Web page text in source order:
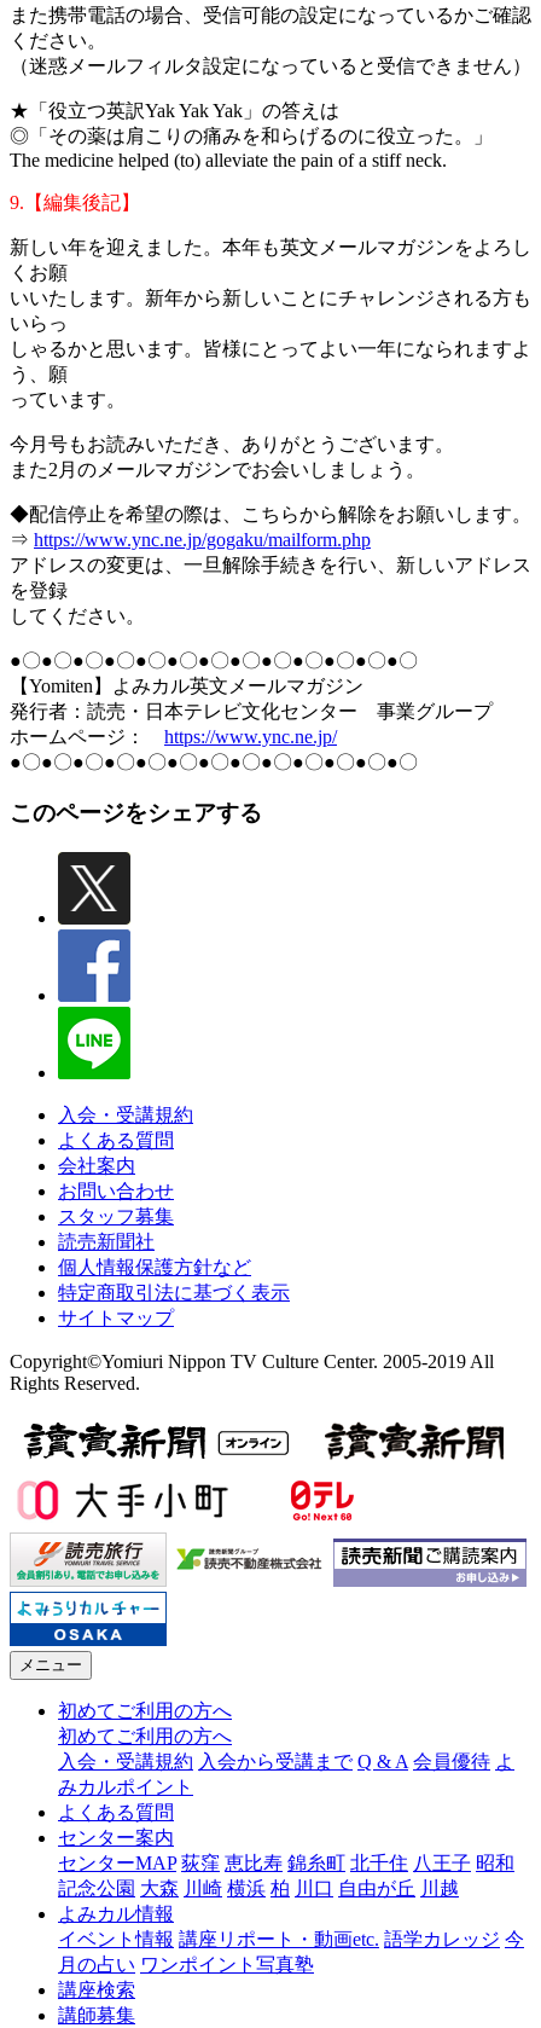
また携帯電話の場合、受信可能の設定になっているかご確認
ください。
（迷惑メールフィルタ設定になっていると受信できません）
★「役立つ英訳Yak Yak Yak」の答えは
◎「その薬は肩こりの痛みを和らげるのに役立った。」
The medicine helped (to) alleviate the pain of a stiff neck.
9.【編集後記】
新しい年を迎えました。本年も英文メールマガジンをよろし
くお願
いいたします。新年から新しいことにチャレンジされる方も
いらっ
しゃるかと思います。皆様にとってよい一年になられますよ
う、願
っています。
今月号もお読みいただき、ありがとうございます。
また2月のメールマガジンでお会いしましょう。
◆配信停止を希望の際は、こちらから解除をお願いします。
⇒ https://www.ync.ne.jp/gogaku/mailform.php
アドレスの変更は、一旦解除手続きを行い、新しいアドレス
を登録
してください。
●〇●〇●〇●〇●〇●〇●〇●〇●〇●〇●〇●〇●〇
【Yomiten】よみカル英文メールマガジン
発行者：読売・日本テレビ文化センター 事業グループ
ホームページ： https://www.ync.ne.jp/
●〇●〇●〇●〇●〇●〇●〇●〇●〇●〇●〇●〇●〇
このページをシェアする
入会・受講規約
よくある質問
会社案内
お問い合わせ
スタッフ募集
読売新聞社
個人情報保護方針など
特定商取引法に基づく表示
サイトマップ
Copyright©Yomiuri Nippon TV Culture Center. 2005-2019 All
Rights Reserved.
メニュー
初めてご利用の方へ
初めてご利用の方へ
入会・受講規約 入会から受講まで Q & A 会員優待 よ
みカルポイント
よくある質問
センター案内
センターMAP 荻窪 恵比寿 錦糸町 北千住 八王子 昭和
記念公園 大森 川崎 横浜 柏 川口 自由が丘 川越
よみカル情報
イベント情報 講座リポート・動画etc. 語学カレッジ 今
月の占い ワンポイント写真塾
講座検索
講師募集